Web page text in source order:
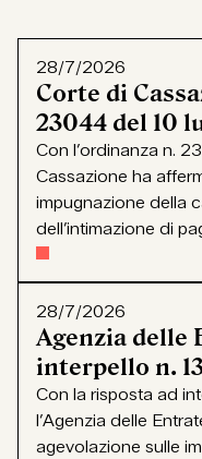
28/7/2026
Corte di
23044 del 10
Con l’ordinanza n.
Cassazione ha
impugnazione della
dell’intimazione di
28/7/2026
Agenzia delle
interpello n.
Con la risposta ad
l’Agenzia delle
agevolazione sulle